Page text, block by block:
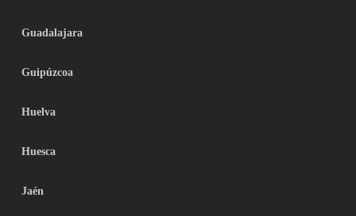
Guadalajara
Guipúzcoa
Huelva
Huesca
Jaén